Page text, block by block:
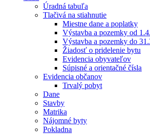
Úradná tabuľa
Tlačivá na stiahnutie
Miestne dane a poplatky
Výstavba a pozemky od
Výstavba a pozemky do
Žiadosť o pridelenie bytu
Evidencia obyvateľov
Súpisné a orientačné čísla
Evidencia občanov
Trvalý pobyt
Dane
Stavby
Matrika
Nájomné byty
Pokladna